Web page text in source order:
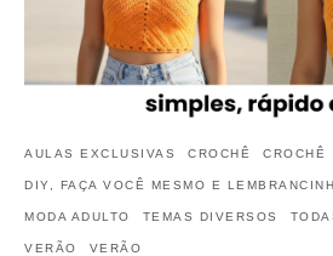
AULAS EXCLUSIVAS CROCHÊ CROCHÊ
DIY, FAÇA VOCÊ MESMO E
MODA ADULTO TEMAS DIVERSOS
VERÃO VERÃO